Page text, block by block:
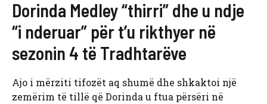
Dorinda Medley “thirri” dhe u ndje
“i nderuar” për t’u rikthyer në
sezonin 4 të Tradhtarëve
Ajo i mërziti tifozët aq shumë dhe shkaktoi një
zemërim të tillë që Dorinda u ftua përsëri në